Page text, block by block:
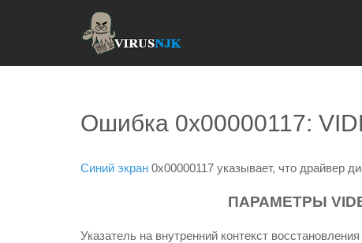
Ошибка 0x00000117:
Синий экран 0x00000117 указывает, что драйвер
ПАРАМЕТРЫ
Указатель на внутренний контекст